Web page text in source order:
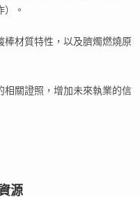
。
棒材質特性，以及臍燭燃燒原
相關證照，增加未來執業的信
源